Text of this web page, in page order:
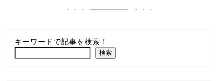
キーワードで記事を検索！
検索